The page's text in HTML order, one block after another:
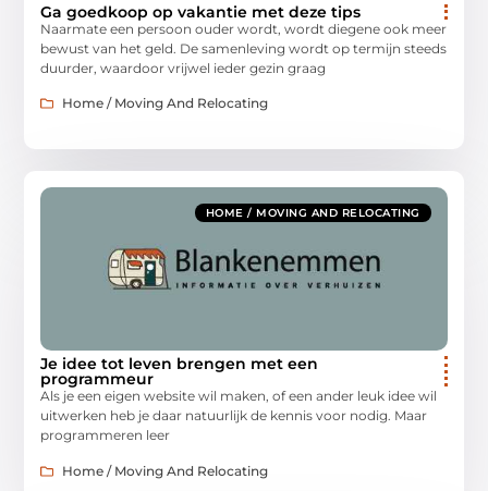
Ga goedkoop op vakantie met deze tips
Naarmate een persoon ouder wordt, wordt diegene ook meer
bewust van het geld. De samenleving wordt op termijn steeds
duurder, waardoor vrijwel ieder gezin graag
Home / Moving And Relocating
HOME / MOVING AND RELOCATING
Je idee tot leven brengen met een
programmeur
Als je een eigen website wil maken, of een ander leuk idee wil
uitwerken heb je daar natuurlijk de kennis voor nodig. Maar
programmeren leer
Home / Moving And Relocating